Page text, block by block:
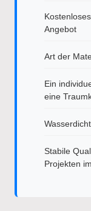
Angebot
Art der
Ein
eine
Stabile
Projekten